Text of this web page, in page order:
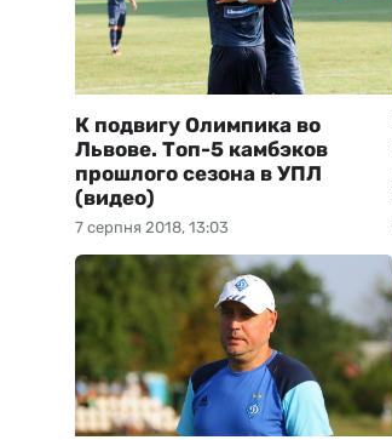
7 серпня 2018, 13:03
К подвигу Олимпика во
Львове. Топ-5 камбэков
прошлого сезона в УПЛ
(видео)